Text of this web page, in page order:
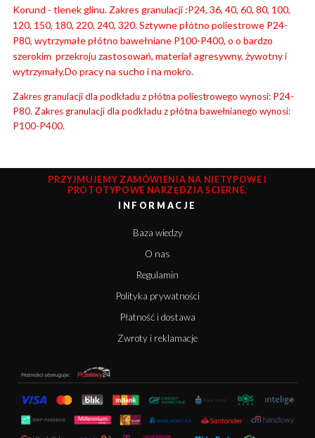
Korund - tlenek glinu. Zakres granulacji :P24, 36, 40, 60, 80, 100,
120, 150, 180, 220, 240, 320. Sztywne płótno poliestrowe P24-
P80, wytrzymałe płótno bawełniane P100-P400, o o bardzo
szerokim przekroju zastosowań, materiał agresywny, żywotny i
wytrzymały.Do pracy na sucho i na mokro.
Zakres granulacji dla podkładu z płótna poliestrowego wynosi: P24-
P80. Zakres granulacji dla podkładu z płótna bawełnianego wynosi:
P100-P400.
PRZYJMUJEMY ZAMÓWIENIA NA NIETYPOWE I
PROTOTYPOWE NARZĘDZIA ŚCIERNE.
INFORMACJE
Baza wiedzy
O nas
Regulamin
Polityka prywatności
Płatność i dostawa
Zwroty i reklamacje